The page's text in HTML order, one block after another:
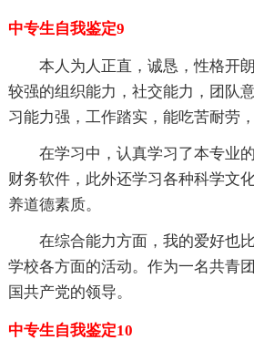
中专生自我鉴定9
本人为人正直，诚恳，性格开
较强的组织能力，社交能力，团队
习能力强，工作踏实，能吃苦耐劳
在学习中，认真学习了本专业
财务软件，此外还学习各种科学文
养道德素质。
在综合能力方面，我的爱好也
学校各方面的活动。作为一名共青
国共产党的领导。
中专生自我鉴定10